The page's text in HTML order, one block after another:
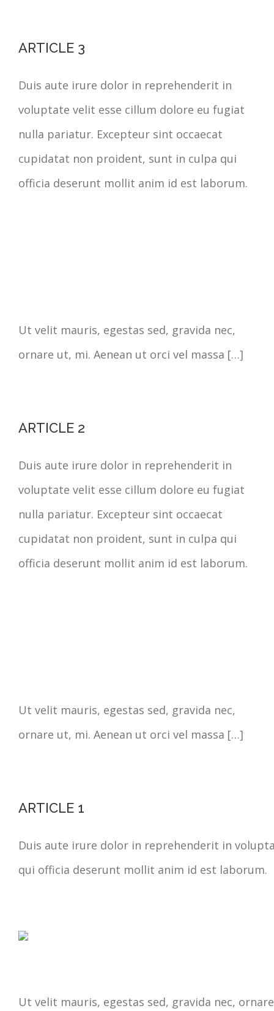
ARTICLE 3
Duis aute irure dolor in reprehenderit in
voluptate velit esse cillum dolore eu fugiat
nulla pariatur. Excepteur sint occaecat
cupidatat non proident, sunt in culpa qui
officia deserunt mollit anim id est laborum.
Ut velit mauris, egestas sed, gravida nec,
ornare ut, mi. Aenean ut orci vel massa […]
ARTICLE 2
Duis aute irure dolor in reprehenderit in
voluptate velit esse cillum dolore eu fugiat
nulla pariatur. Excepteur sint occaecat
cupidatat non proident, sunt in culpa qui
officia deserunt mollit anim id est laborum.
Ut velit mauris, egestas sed, gravida nec,
ornare ut, mi. Aenean ut orci vel massa […]
ARTICLE 1
Duis aute irure dolor in reprehenderit in
qui officia deserunt mollit anim id est laborum.
Ut velit mauris, egestas sed, gravida nec,